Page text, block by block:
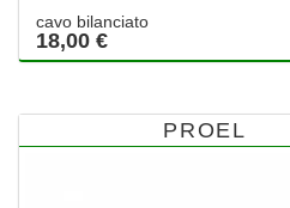
cavo bilanciato
18,00 €
PROEL